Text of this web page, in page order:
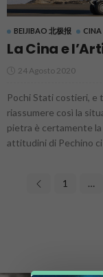
BEIJIBAO 北极报 CINA
La Cina e
24 Agosto 2020
Pochi Stati costieri, e
riassumere così la
pietra è certamente la
attitudini di Pechino ci
1 …